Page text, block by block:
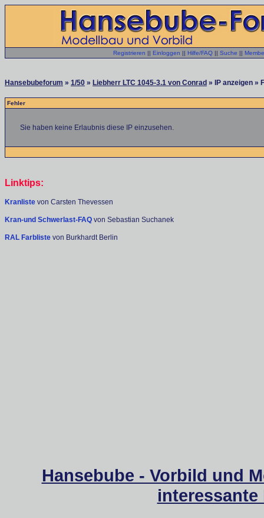
Registrieren || Einloggen || Hilfe/FAQ || Suche ||
Hansebubeforum » 1/50 » Liebherr LTC 1045-3.1 von Conrad » IP anzeigen »
Fehler
Sie haben keine Erlaubnis diese IP einzusehen.
Linktips:
Kranliste von Carsten Thevessen
Kran-und Schwerlast-FAQ von Sebastian Suchanek
RAL Farbliste von Burkhardt Berlin
Hansebube - Vorbild und